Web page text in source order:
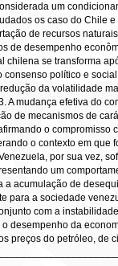
um
os caso do Chile
de recursos
de desempenho
chilena se transforma
político e
da volatilidade
A mudança efetiva do
de mecanismos de
o compromisso
o contexto em que
por sua vez,
um
a acumulação de
para a sociedade
com a
desempenho da
preços do petróleo, de